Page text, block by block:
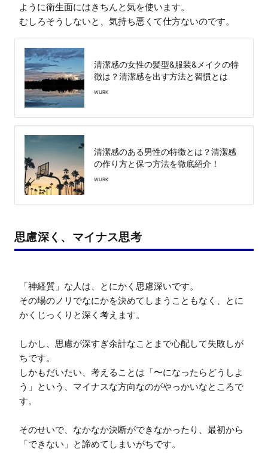
ように衛生面にはきちんと気を使います。
むしろそうしないと、気持ち悪くて仕方ないのです。
清潔感の女性の髪型&服装&メイクの特
徴は？清潔感を出す方法と習慣とは
WURK
清潔感のある男性の特徴とは？清潔感
の作り方と保つ方法を徹底紹介！
WURK
思慮深く、マイナス思考
「神経質」な人は、とにかく思慮深いです。
その場のノリでなにかを決めてしまうこともなく、とに
かくじっくりと深く考えます。
しかし、思慮が深すぎ余計なことまで心配して失敗しが
ちです。
しかもだいたい、考えることは「〜になったらどうしよ
う」という、マイナスな方向なのがやっかいなところで
す。
そのせいで、なかなか決断ができなかったり、最初から
「できない」と諦めてしまいがちです。